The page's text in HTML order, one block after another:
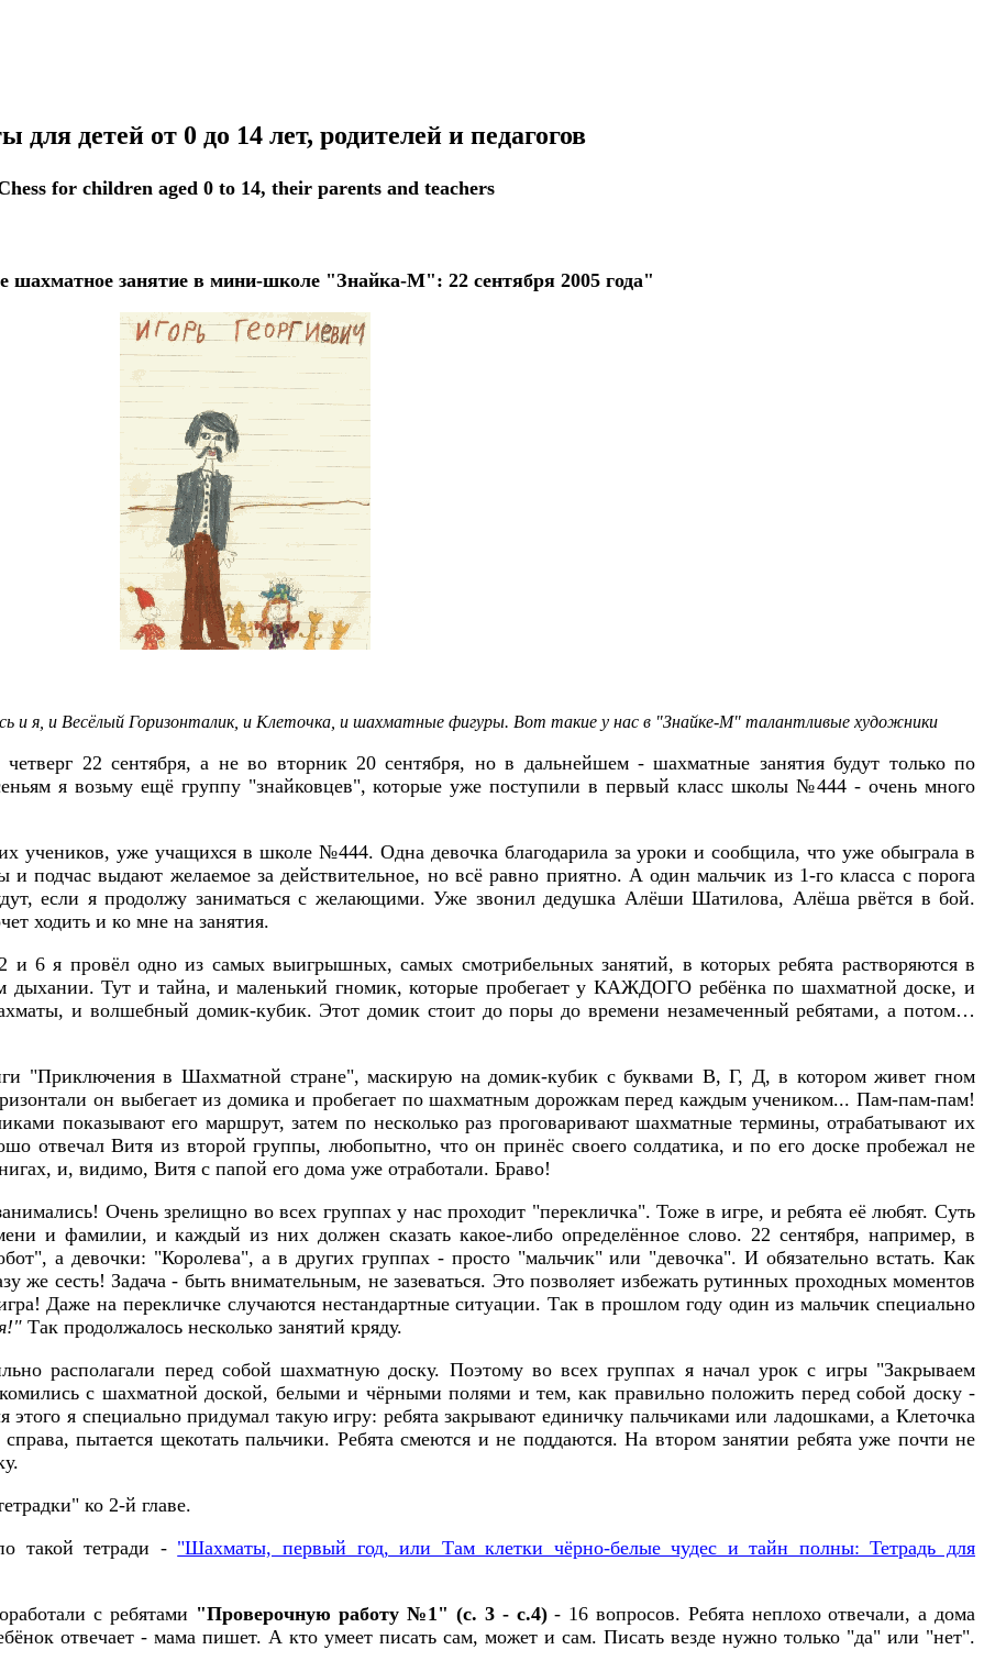
для детей от 0 до 14 лет, родителей и педагогов
for children aged 0 to 14, their parents and teachers
шахматное занятие в мини-школе "Знайка-М": 22 сентября 2005 года"
и я, и Весёлый Горизонталик, и Клеточка, и шахматные фигуры. Вот такие у нас в "Знайке-М" талантливые художники
22 сентября, а не во вторник 20 сентября, но в дальнейшем - шахматные занятия будут только по
я возьму ещё группу "знайковцев", которые уже поступили в первый класс школы №444 - очень много
учеников, уже учащихся в школе №444. Одна девочка благодарила за уроки и сообщила, что уже обыграла в
подчас выдают желаемое за действительное, но всё равно приятно. А один мальчик из 1-го класса с порога
если я продолжу заниматься с желающими. Уже звонил дедушка Алёши Шатилова, Алёша рвётся в бой.
ходить и ко мне на занятия.
я провёл одно из самых выигрышных, самых смотрибельных занятий, в которых ребята растворяются в
дыхании. Тут и тайна, и маленький гномик, которые пробегает у КАЖДОГО ребёнка по шахматной доске, и
и волшебный домик-кубик. Этот домик стоит до поры до времени незамеченный ребятами, а потом…
"Приключения в Шахматной стране", маскирую на домик-кубик с буквами В, Г, Д, в котором живет гном
он выбегает из домика и пробегает по шахматным дорожкам перед каждым учеником... Пам-пам-пам!
показывают его маршрут, затем по несколько раз проговаривают шахматные термины, отрабатывают их
отвечал Витя из второй группы, любопытно, что он принёс своего солдатика, и по его доске пробежал не
и, видимо, Витя с папой его дома уже отработали. Браво!
Очень зрелищно во всех группах у нас проходит "перекличка". Тоже в игре, и ребята её любят. Суть
и фамилии, и каждый из них должен сказать какое-либо определённое слово. 22 сентября, например, в
а девочки: "Королева", а в других группах - просто "мальчик" или "девочка". И обязательно встать. Как
же сесть! Задача - быть внимательным, не зазеваться. Это позволяет избежать рутинных проходных моментов
Даже на перекличке случаются нестандартные ситуации. Так в прошлом году один из мальчик специально
Так продолжалось несколько занятий кряду.
располагали перед собой шахматную доску. Поэтому во всех группах я начал урок с игры "Закрываем
с шахматной доской, белыми и чёрными полями и тем, как правильно положить перед собой доску -
я специально придумал такую игру: ребята закрывают единичку пальчиками или ладошками, а Клеточка
пытается щекотать пальчики. Ребята смеются и не поддаются. На втором занятии ребята уже почти не
ко 2-й главе.
такой тетради - "Шахматы, первый год, или Там клетки чёрно-белые чудес и тайн полны: Тетрадь для
с ребятами "Проверочную работу №1" (с. 3 - с.4)- 16 вопросов. Ребята неплохо отвечали, а дома
отвечает - мама пишет. А кто умеет писать сам, может и сам. Писать везде нужно только "да" или "нет".